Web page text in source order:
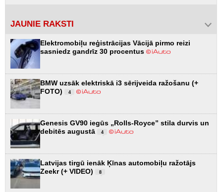
JAUNIE RAKSTI
Elektromobiļu reģistrācijas Vācijā pirmo reizi
sasniedz gandrīz 30 procentus
BMW uzsāk elektriskā i3 sērijveida ražošanu (+
FOTO)
4
Genesis GV90 iegūs „Rolls-Royce” stila durvis un
debitēs augustā
4
Latvijas tirgū ienāk Ķīnas automobiļu ražotājs
Zeekr (+ VIDEO)
8